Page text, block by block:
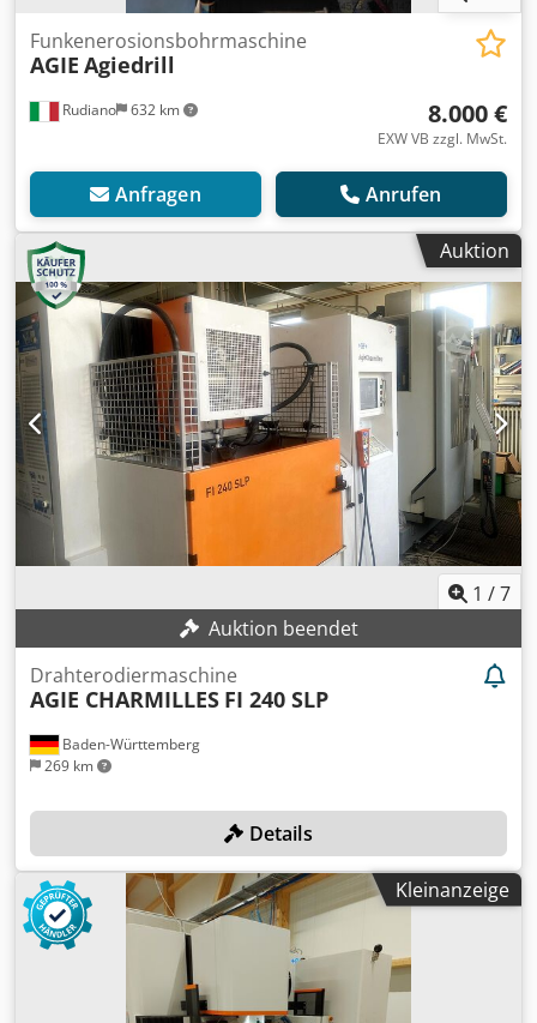
Rudiano 632 km
Funkenerosionsbohrmaschine
AGIE Agiedrill
8.000 €
EXW VB zzgl. MwSt.
Anfragen Anrufen
Auktion
1 /7
Auktion beendet
Baden-Württemberg
269 km
Drahterodiermaschine
AGIE CHARMILLES FI 240 SLP
Details
Kleinanzeige